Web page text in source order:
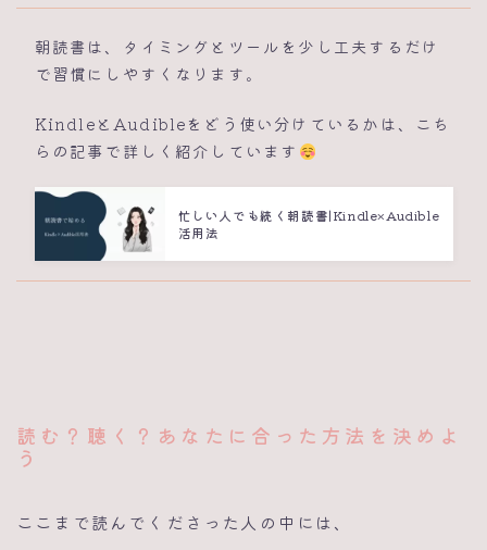
朝読書は、タイミングとツールを少し工夫するだけ
で習慣にしやすくなります。
KindleとAudibleをどう使い分けているかは、こち
らの記事で詳しく紹介しています
忙しい人でも続く朝読書|Kindle×Audible
活用法
読む？聴く？あなたに合った方法を決めよ
う
ここまで読んでくださった人の中には、